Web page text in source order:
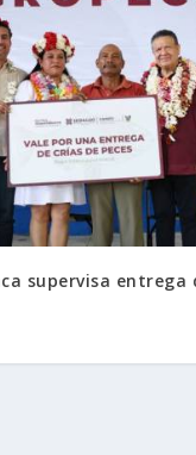
supervisa entrega